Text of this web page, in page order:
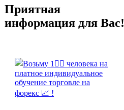
Приятная
информация для Вас!